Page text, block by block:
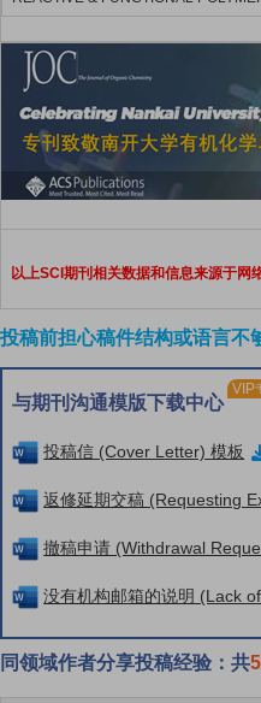
以上SCI期刊相关数据和信息来源于网
投稿前担心稿件结构或语言不
与期刊沟通模版下载中心
VIP
投稿信 (Cover Letter) 模板
返修延期交稿 (Requesting
撤稿申请 (Withdrawal
没有机构邮箱的说明 (Lack
同领域作者分享投稿经验：共